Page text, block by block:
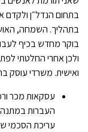
בתחום הנדל״ן
בתהליך. השמחה,
בוקר מחדש בכיף
ולכן אחרי החלטתי
ואישית. משרדי עוסק
עסקאות מכר
העברות
עריכת הסכמי